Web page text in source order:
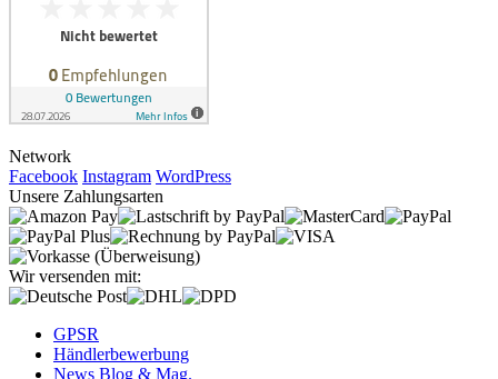
Network
Facebook Instagram WordPress
Unsere Zahlungsarten
Wir versenden mit:
GPSR
Händlerbewerbung
News Blog & Mag.